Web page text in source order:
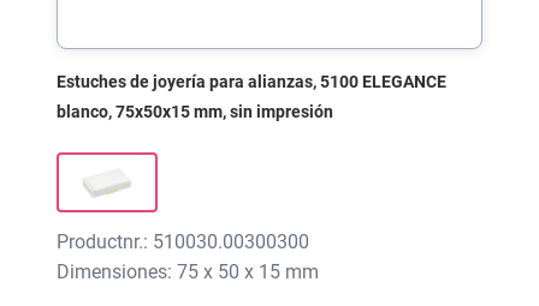
Estuches de joyería para alianzas, 5100 ELEGANCE
blanco, 75x50x15 mm, sin impresión
Productnr.: 510030.00300300
Dimensiones: 75 x 50 x 15 mm